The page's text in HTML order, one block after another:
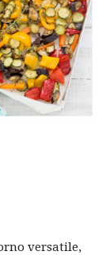
versatile,